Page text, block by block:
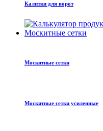
Калитки для ворот
Москитные сетки
Москитные сетки
Москитные сетки усиленные